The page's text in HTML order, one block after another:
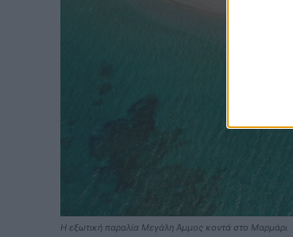
Η εξωτική παραλία Μεγάλη Άμμος κοντά στο Μαρμάρι